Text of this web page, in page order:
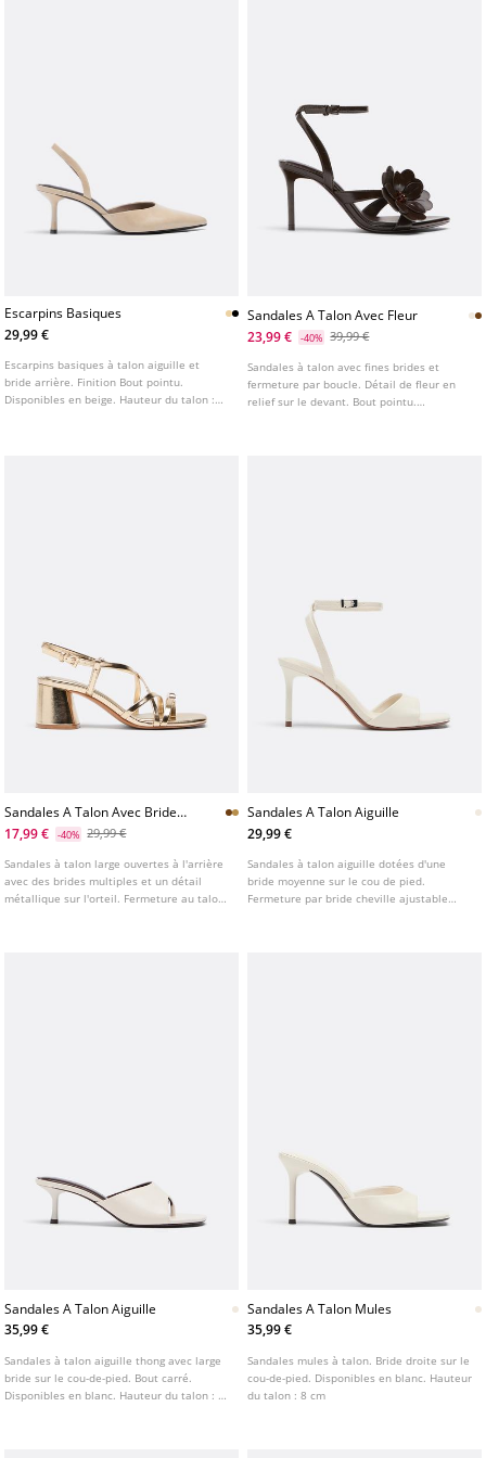
Escarpins Basiques
29,99 €
Escarpins basiques à talon aiguille et
bride arrière. Finition Bout pointu.
Disponibles en beige. Hauteur du talon :
Sandales A Talon Avec Fleur
23,99 €
-40% 39,99 €
Sandales à talon avec fines brides et
fermeture par boucle. Détail de fleur en
relief sur le devant. Bout pointu.
Sandales A Talon Avec Brides
Et Detail
17,99 € -40% 29,99 €
Sandales à talon large ouvertes à l'arrière
avec des brides multiples et un détail
métallique sur l'orteil. Fermeture au talon
Sandales A Talon Aiguille
29,99 €
Sandales à talon aiguille dotées d'une
bride moyenne sur le cou de pied.
Fermeture par bride cheville ajustable
Sandales A Talon Aiguille
35,99 €
Sandales à talon aiguille thong avec large
bride sur le cou-de-pied. Bout carré.
Disponibles en blanc. Hauteur du talon : 5
Sandales A Talon Mules
35,99 €
Sandales mules à talon. Bride droite sur le
cou-de-pied. Disponibles en blanc. Hauteur
du talon : 8 cm